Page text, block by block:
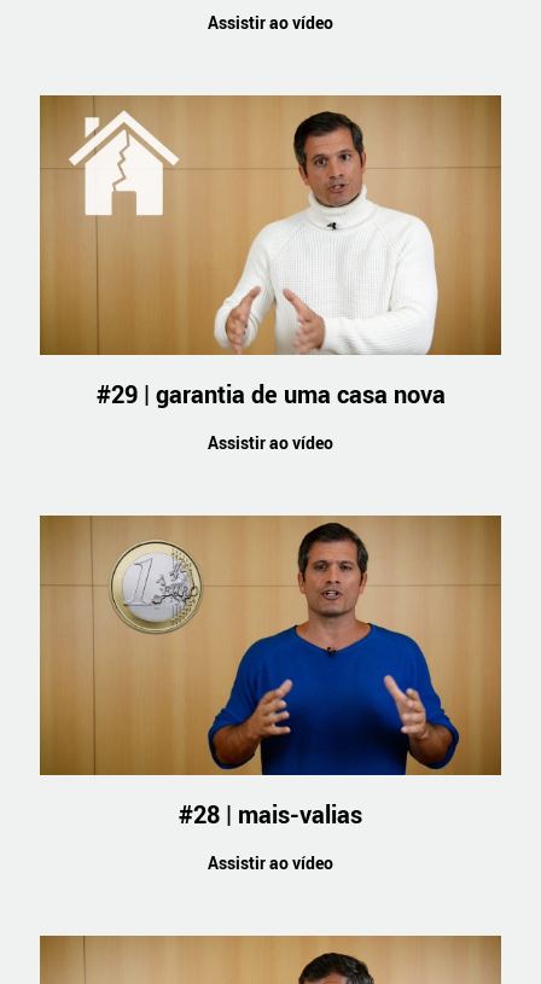
Assistir ao vídeo
#29 | garantia de uma casa nova
Assistir ao vídeo
#28 | mais-valias
Assistir ao vídeo